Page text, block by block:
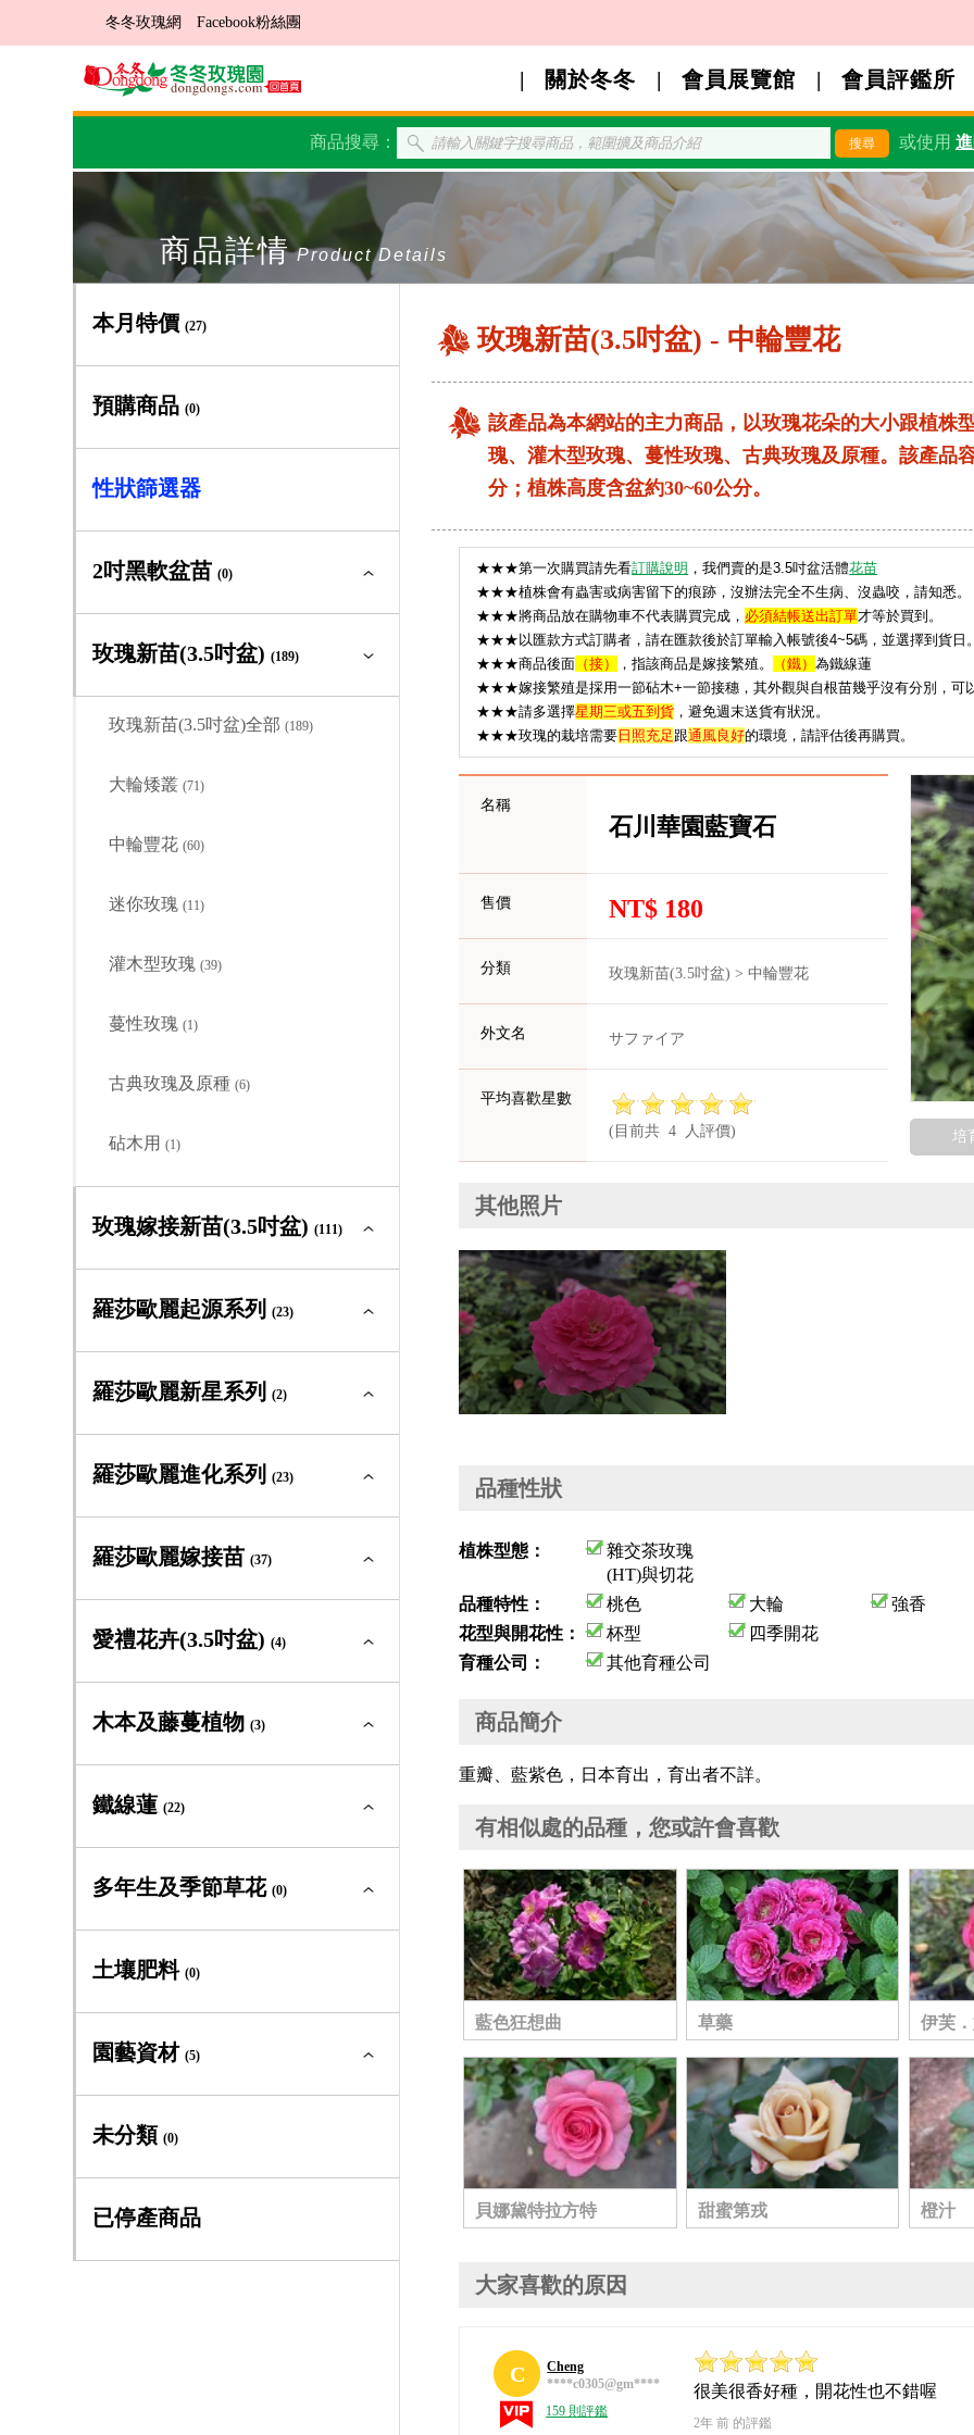
冬冬玫瑰網 Facebook粉絲團
關於冬冬 會員展覽館 會員評鑑所
商品搜尋： 或使用
商品詳情 Product Details
本月特價(27)
預購商品(0)
性狀篩選器
2吋黑軟盆苗(0)
2吋黑軟盆苗全部(0)
大輪矮叢
玫瑰新苗(3.5吋盆)(189)
玫瑰新苗(3.5吋盆)全部(189)
大輪矮叢(71)
中輪豐花(60)
迷你玫瑰(11)
灌木型玫瑰(39)
蔓性玫瑰(1)
古典玫瑰及原種(6)
砧木用(1)
玫瑰嫁接新苗(3.5吋盆)(111)
玫瑰嫁接新苗(3.5吋盆)全部
大輪矮叢
迷你玫瑰(3)
蔓性玫瑰(1)
古典玫瑰及原種
羅莎歐麗起源系列(23)
羅莎歐麗起源系列全部
大輪矮叢
迷你玫瑰(2)
蔓性玫瑰(0)
羅莎歐麗新星系列(2)
羅莎歐麗新星系列全部
大輪矮叢
迷你玫瑰(0)
蔓性玫瑰(0)
羅莎歐麗進化系列(23)
羅莎歐麗進化系列全部
大輪矮叢
迷你玫瑰(0)
蔓性玫瑰(0)
羅莎歐麗嫁接苗(37)
羅莎歐麗嫁接苗全部
大輪矮叢
迷你玫瑰(0)
蔓性玫瑰(0)
愛禮花卉(3.5吋盆)(4)
愛禮花卉(3.5吋盆)全部
中輪豐花
嫁接苗(1)
木本及藤蔓植物(3)
木本及藤蔓植物全部
常綠及落葉灌木
鐵線蓮(22)
鐵線蓮全部(22)
新世界組
早大花組 (3)
義大利組(6)
全緣組
多年生及季節草花(0)
多年生及季節草花全部
多年生草本
土壤肥料(0)
園藝資材(5)
園藝資材全部
專利四方盆
未分類(0)
已停產商品
玫瑰新苗(3.5吋盆) - 中輪豐花
該產品為本網站的主力商品，以玫瑰花朵的大小跟植株
瑰、灌木型玫瑰、蔓性玫瑰、古典玫瑰及原種。該產品
分；植株高度含盆約30~60公分。
★★★第一次購買請先看訂購說明 ，我們賣的是3.5吋盆活體花苗
★★★植株會有蟲害或病害留下的痕跡，沒辦法完全不生病、沒蟲咬，請知悉。
★★★將商品放在購物車不代表購買完成， 必須結帳送出訂單才等於買到。
★★★以匯款方式訂購者，請在匯款後於訂單輸入帳號後4~5碼，並選擇到貨日
★★★商品後面 （接） ，指該商品是嫁接繁殖。 （鐵）為鐵線蓮
★★★嫁接繁殖是採用一節砧木+一節接穗，其外觀與自根苗幾乎沒有分別，可
★★★請多選擇星期三或五到貨 ，避免週末送貨有狀況。
★★★玫瑰的栽培需要日照充足 跟通風良好的環境，請評估後再購買。
培
名稱
石川華園藍寶石
售價 NT$ 180
分類 玫瑰新苗(3.5吋盆) > 中輪豐花
外文名 サファイア
平均喜歡星數
(目前共 4 人評價)
其他照片
品種性狀
植株型態：
雜交茶玫瑰
(HT)與切花
品種特性：
桃色 大輪
強香
花型與開花性：
杯型
四季開花
育種公司：
其他育種公司
商品簡介
重瓣、藍紫色，日本育出，育出者不詳。
有相似處的品種，您或許會喜歡
藍色狂想曲 草藥 伊芙
貝娜黛特拉方特 甜蜜第戎 橙汁
大家喜歡的原因
C
Cheng
****c0305@gm****
159 則評鑑
很美很香好種，開花性也不錯喔
2年 前 的評鑑